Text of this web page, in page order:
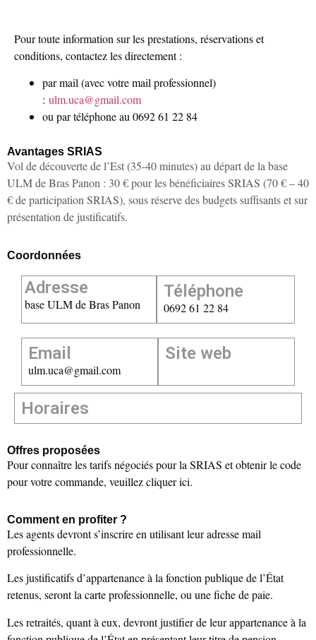
Pour toute information sur les prestations, réservations et
conditions, contactez les directement :
par mail (avec votre mail professionnel)
: ulm.uca@gmail.com
ou par téléphone au 0692 61 22 84
Avantages SRIAS
Vol de découverte de l’Est (35-40 minutes) au départ de la base
ULM de Bras Panon : 30 € pour les bénéficiaires SRIAS (70 € – 40
€ de participation SRIAS), sous réserve des budgets suffisants et sur
présentation de justificatifs.
Coordonnées
Adresse
base ULM de Bras Panon
Téléphone
0692 61 22 84
Email
ulm.uca@gmail.com
Site web
Horaires
Offres proposées
Pour connaître les tarifs négociés pour la SRIAS et obtenir le code
pour votre commande, veuillez cliquer ici.
Comment en profiter ?
Les agents devront s’inscrire en utilisant leur adresse mail
professionnelle.
Les justificatifs d’appartenance à la fonction publique de l’État
retenus, seront la carte professionnelle, ou une fiche de paie.
Les retraités, quant à eux, devront justifier de leur appartenance à la